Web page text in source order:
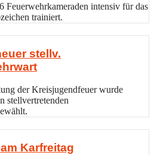
Feuerwehrkameraden intensiv für das
trainiert.
stellv.
der Kreisjugendfeuer wurde
stellvertretenden
Karfreitag